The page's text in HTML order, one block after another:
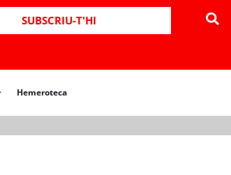
SUBSCRIU-T'HI
Hemeroteca
Hemeroteca